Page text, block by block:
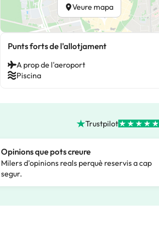
Veure mapa
Punts forts de l'allotjament
A prop de l'aeroport
Piscina
Trustpilot
Opinions que pots creure
Milers d'opinions reals perquè reservis a cap
segur.